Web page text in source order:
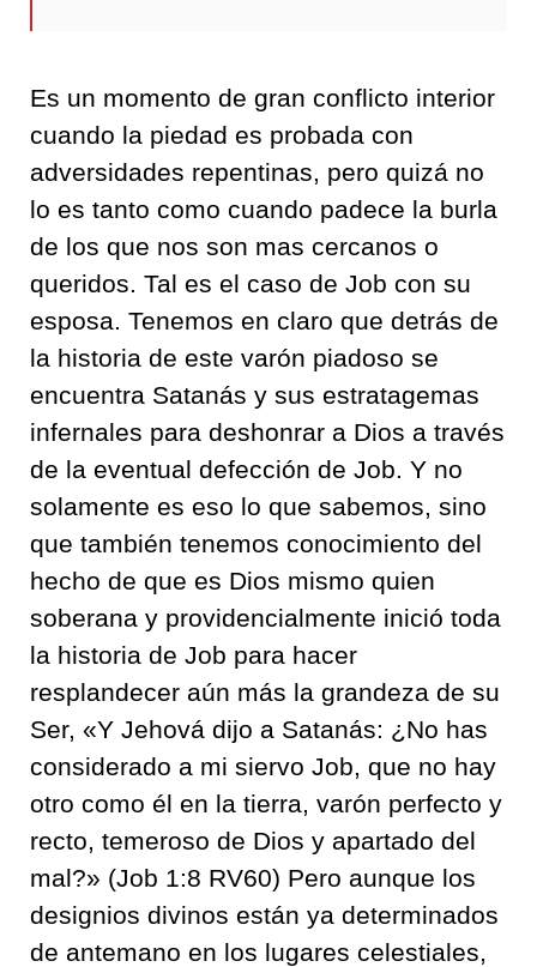
Es un momento de gran conflicto interior
cuando la piedad es probada con
adversidades repentinas, pero quizá no
lo es tanto como cuando padece la burla
de los que nos son mas cercanos o
queridos. Tal es el caso de Job con su
esposa. Tenemos en claro que detrás de
la historia de este varón piadoso se
encuentra Satanás y sus estratagemas
infernales para deshonrar a Dios a través
de la eventual defección de Job. Y no
solamente es eso lo que sabemos, sino
que también tenemos conocimiento del
hecho de que es Dios mismo quien
soberana y providencialmente inició toda
la historia de Job para hacer
resplandecer aún más la grandeza de su
Ser, «Y Jehová dijo a Satanás: ¿No has
considerado a mi siervo Job, que no hay
otro como él en la tierra, varón perfecto y
recto, temeroso de Dios y apartado del
mal?» (Job 1:8 RV60) Pero aunque los
designios divinos están ya determinados
de antemano en los lugares celestiales,